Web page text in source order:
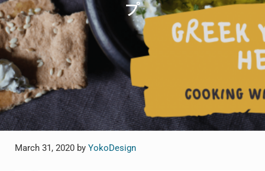
プ
March 31, 2020 by YokoDesign